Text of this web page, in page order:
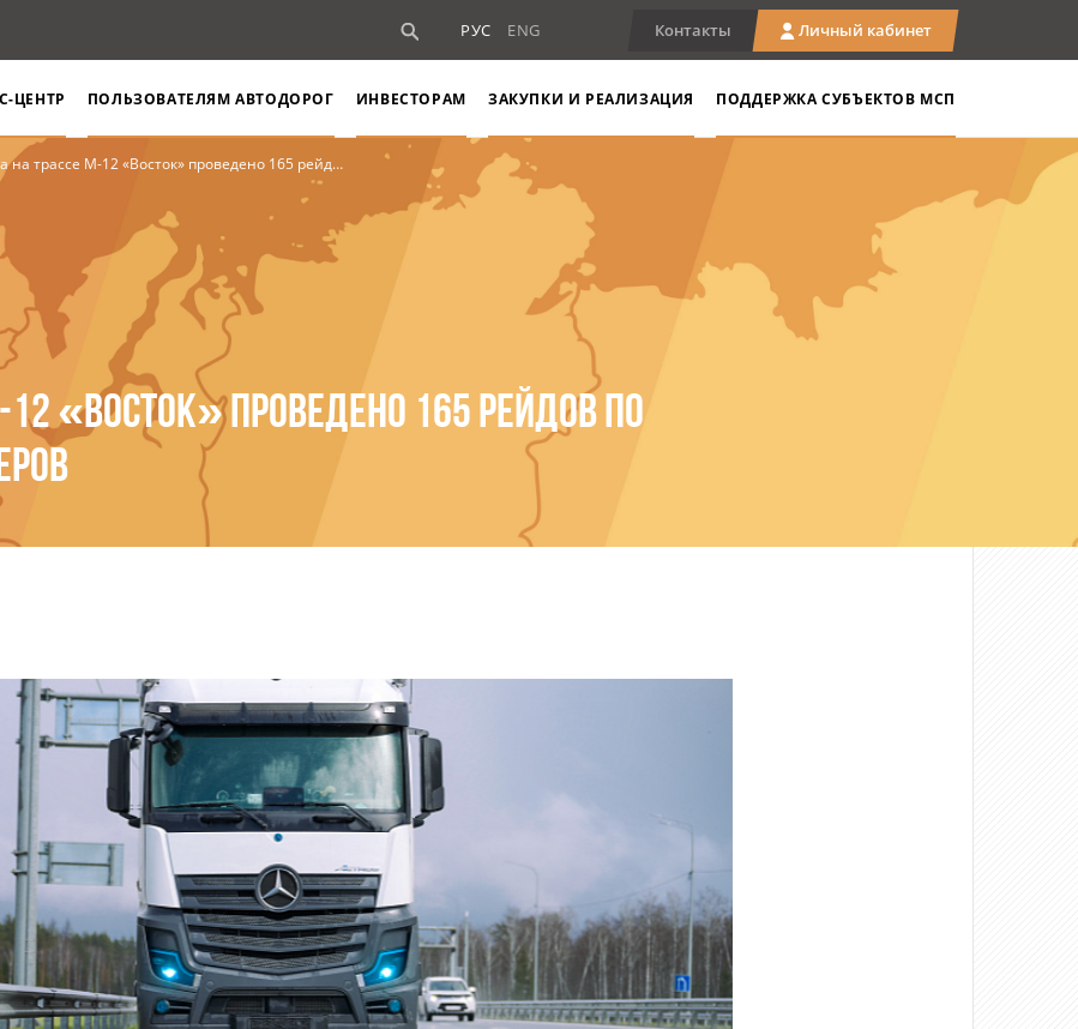
РУС ENG Контакты Личный кабинет
ЦЕНТР ПОЛЬЗОВАТЕЛЯМ АВТОДОРОГ ИНВЕСТОРАМ ЗАКУПКИ И РЕАЛИЗАЦИЯ ПОДДЕРЖКА СУБЪЕКТОВ МСП
М-12 «Восток» проведено 165 рейдов по выявлению скрытых номеров
«ВОСТОК» ПРОВЕДЕНО 165 РЕЙДОВ ПО